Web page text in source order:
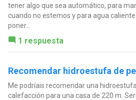
tener algo que sea automático, para
cuando no estemos y para agua
poner...
1 respuesta
Recomendar hidroestufa de
Me podríais recomendar una
calefacción para una casa de 220 m.